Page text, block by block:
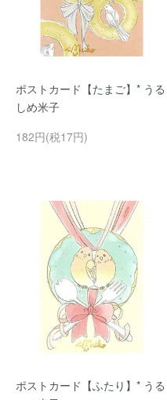
ポストカード【たまご】* うる
しめ米子
182円(税17円)
ポストカード【ふたり】* うる